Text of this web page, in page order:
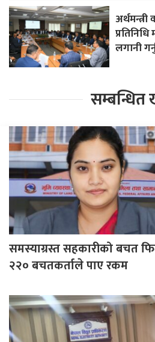
लगानी
सम्बन्धित
समस्याग्रस्त सहकारीको बचत
२२० बचतकर्ताले पाए रकम